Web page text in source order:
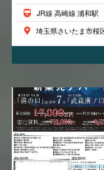
JR線 高崎線 浦和駅
埼玉県さいたま市桜